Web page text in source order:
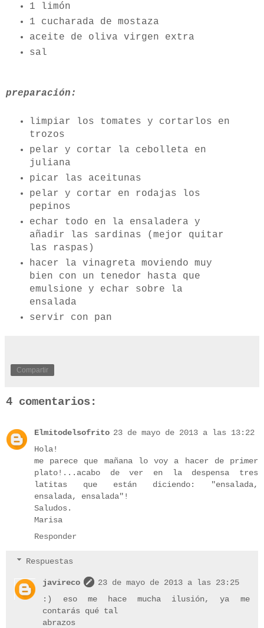
1 limón
1 cucharada de mostaza
aceite de oliva virgen extra
sal
preparación:
limpiar los tomates y cortarlos en
trozos
pelar y cortar la cebolleta en
juliana
picar las aceitunas
pelar y cortar en rodajas los
pepinos
echar todo en la ensaladera y
añadir las sardinas (mejor quitar
las raspas)
hacer la vinagreta moviendo muy
bien con un tenedor hasta que
emulsione y echar sobre la
ensalada
servir con pan
Compartir
4 comentarios:
Elmitodelsofrito 23 de mayo de 2013 a las 13:22
Hola!
me parece que mañana lo voy a hacer de primer
plato!...acabo de ver en la despensa tres
latitas que están diciendo: "ensalada,
ensalada, ensalada"!
Saludos.
Marisa
Responder
Respuestas
javireco
23 de mayo de 2013 a las 23:25
:) eso me hace mucha ilusión, ya me
contarás qué tal
abrazos